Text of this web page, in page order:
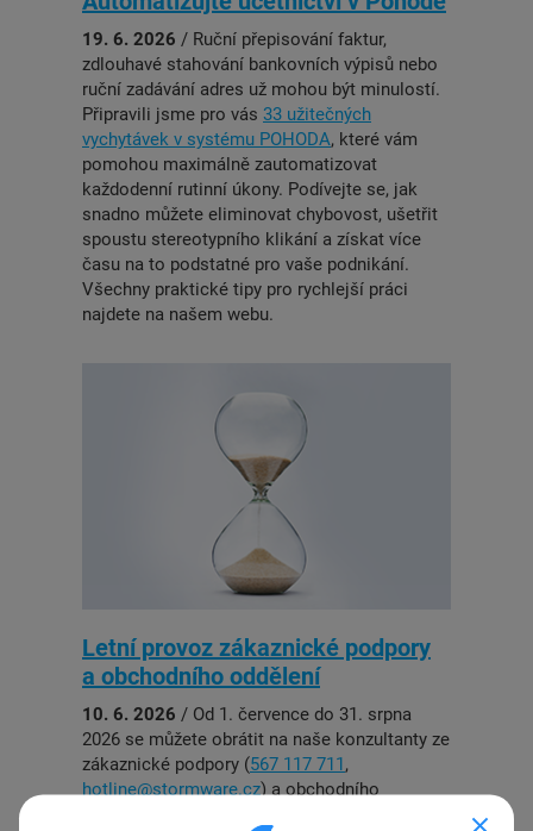
19. 6. 2026 / Ruční přepisování faktur,
zdlouhavé stahování bankovních výpisů nebo
ruční zadávání adres už mohou být minulostí.
Připravili jsme pro vás 33 užitečných
vychytávek v systému POHODA, které vám
pomohou maximálně zautomatizovat
každodenní rutinní úkony. Podívejte se, jak
snadno můžete eliminovat chybovost, ušetřit
spoustu stereotypního klikání a získat více
času na to podstatné pro vaše podnikání.
Všechny praktické tipy pro rychlejší práci
najdete na našem webu.
Letní provoz zákaznické podpory
a obchodního oddělení
10. 6. 2026 / Od 1. července do 31. srpna
2026 se můžete obrátit na naše konzultanty ze
zákaznické podpory (567 117 711,
hotline@stormware.cz) a obchodního